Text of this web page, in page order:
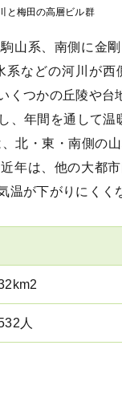
と梅田の高層ビル群
山系、南側に金
などの河川が西
つかの丘陵や台
、年間を通して
北・東・南側の
年は、他の大都
が下がりにくく
人